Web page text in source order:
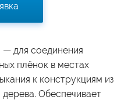
— для соединения
плёнок в местах
к конструкциям из
дерева. Обеспечивает